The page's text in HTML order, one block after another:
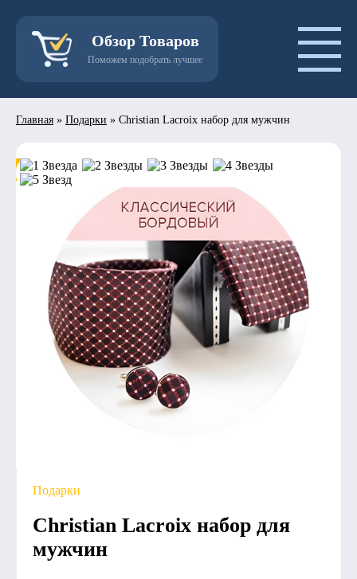
Обзор Товаров
Поможем подобрать лучшее
Главная » Подарки » Christian Lacroix набор для мужчин
- 50%
Подарки
Christian Lacroix набор для
мужчин